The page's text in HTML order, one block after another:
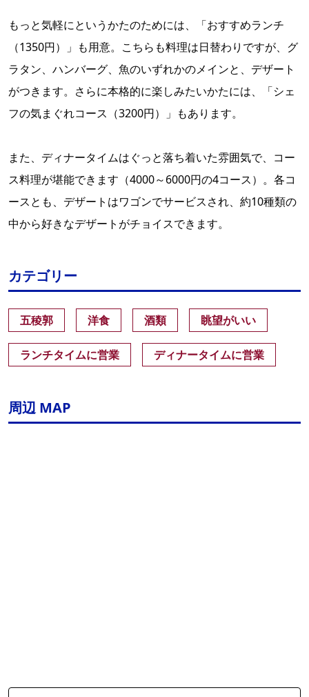
もっと気軽にというかたのためには、「おすすめランチ
（1350円）」も用意。こちらも料理は日替わりですが、グ
ラタン、ハンバーグ、魚のいずれかのメインと、デザート
がつきます。さらに本格的に楽しみたいかたには、「シェ
フの気まぐれコース（3200円）」もあります。
また、ディナータイムはぐっと落ち着いた雰囲気で、コー
ス料理が堪能できます（4000～6000円の4コース）。各コ
ースとも、デザートはワゴンでサービスされ、約10種類の
中から好きなデザートがチョイスできます。
カテゴリー
五稜郭 洋食 酒類 眺望がいい
ランチタイムに営業 ディナータイムに営業
周辺 MAP